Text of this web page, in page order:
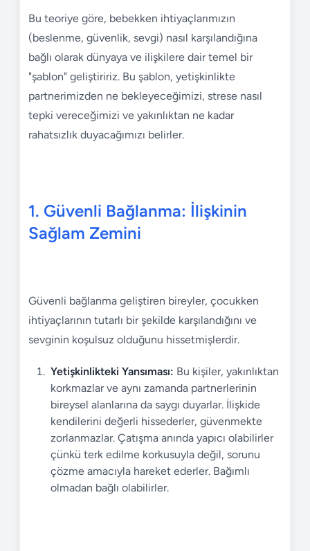
Bu teoriye göre, bebekken ihtiyaçlarımızın
(beslenme, güvenlik, sevgi) nasıl karşılandığına
bağlı olarak dünyaya ve ilişkilere dair temel bir
"şablon" geliştiririz. Bu şablon, yetişkinlikte
partnerimizden ne bekleyeceğimizi, strese nasıl
tepki vereceğimizi ve yakınlıktan ne kadar
rahatsızlık duyacağımızı belirler.
1. Güvenli Bağlanma: İlişkinin
Sağlam Zemini
Güvenli bağlanma geliştiren bireyler, çocukken
ihtiyaçlarının tutarlı bir şekilde karşılandığını ve
sevginin koşulsuz olduğunu hissetmişlerdir.
Yetişkinlikteki Yansıması: Bu kişiler, yakınlıktan
korkmazlar ve aynı zamanda partnerlerinin
bireysel alanlarına da saygı duyarlar. İlişkide
kendilerini değerli hissederler, güvenmekte
zorlanmazlar. Çatışma anında yapıcı olabilirler
çünkü terk edilme korkusuyla değil, sorunu
çözme amacıyla hareket ederler. Bağımlı
olmadan bağlı olabilirler.